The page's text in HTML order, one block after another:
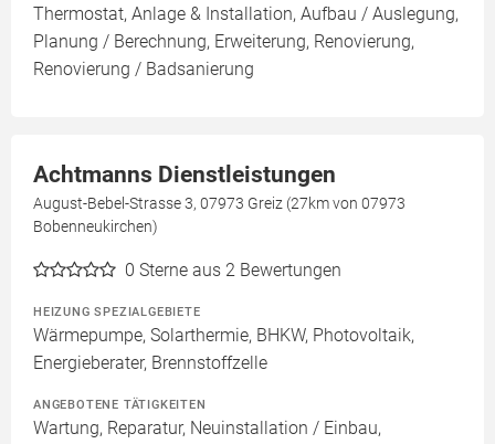
Thermostat, Anlage & Installation, Aufbau / Auslegung,
Planung / Berechnung, Erweiterung, Renovierung,
Renovierung / Badsanierung
Achtmanns Dienstleistungen
August-Bebel-Strasse 3, 07973 Greiz (27km von 07973
Bobenneukirchen)
0 Sterne aus 2 Bewertungen
HEIZUNG SPEZIALGEBIETE
Wärmepumpe, Solarthermie, BHKW, Photovoltaik,
Energieberater, Brennstoffzelle
ANGEBOTENE TÄTIGKEITEN
Wartung, Reparatur, Neuinstallation / Einbau,